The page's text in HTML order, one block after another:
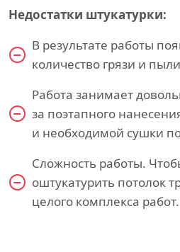
Недостатки штукатурки:
В результате работы
количество грязи и
Работа занимает
за поэтапного
и необходимой сушки
Сложность работы.
оштукатурить потолок
целого комплекса работ.